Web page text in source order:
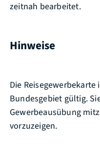
zeitnah bearbeitet.
Hinweise
Die
Bundesgebiet gültig.
Gewerbeausübung
vorzuzeigen.